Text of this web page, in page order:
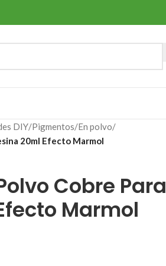
DIY/Pigmentos/En polvo/
20ml Efecto Marmol
Cobre Para
Marmol